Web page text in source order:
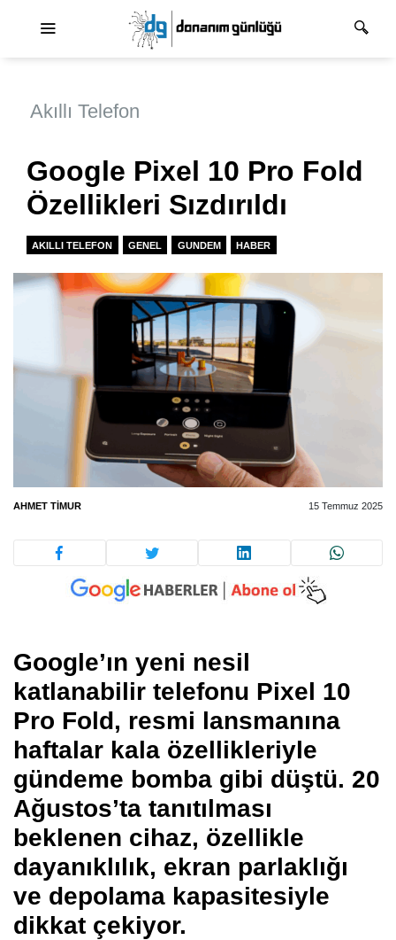
Akıllı Telefon
Google Pixel 10 Pro Fold
Özellikleri Sızdırıldı
AKILLI TELEFON GENEL GUNDEM HABER
AHMET TIMUR 15 Temmuz 2025
Google’ın yeni nesil
katlanabilir telefonu Pixel 10
Pro Fold, resmi lansmanına
haftalar kala özellikleriyle
gündeme bomba gibi düştü. 20
Ağustos’ta tanıtılması
beklenen cihaz, özellikle
dayanıklılık, ekran parlaklığı
ve depolama kapasitesiyle
dikkat çekiyor.